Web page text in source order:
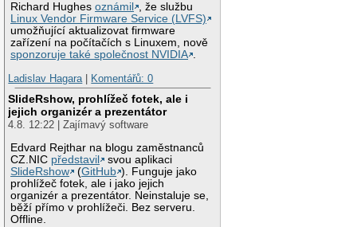
Richard Hughesoznámil
, že službu
Linux Vendor Firmware Service (LVFS)
umožňující aktualizovat firmware
zařízení na počítačích s Linuxem, nově
sponzoruje také společnost NVIDIA .
Ladislav Hagara | Komentářů: 0
SlideRshow, prohlížeč fotek, ale i
jejich organizér a prezentátor
4.8. 12:22 | Zajímavý software
Edvard Rejthar na blogu zaměstnanců
CZ.NIC představil
svou aplikaci
SlideRshow
(GitHub ). Funguje jako
prohlížeč fotek, ale i jako jejich
organizér a prezentátor. Neinstaluje se,
běží přímo v prohlížeči. Bez serveru.
Offline.